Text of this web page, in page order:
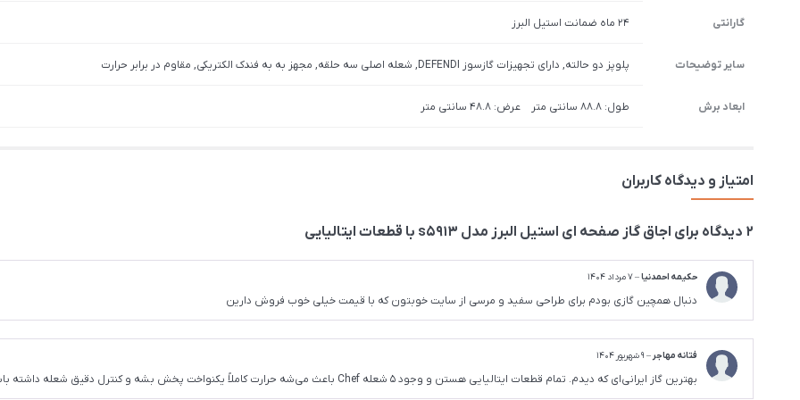
گارانتی 24 ماه ضمانت استیل البرز
سایر توضیحات پلوپز دو حالته, دارای تجهیزات گازسوز DEFENDI, شعله اصلی سه حلقه, مجهز به به فندک الکتریکی, مقاوم در برابر حرارت
ابعاد برش طول: 88.8 سانتی متر عرض: 48.8 سانتی متر
امتیاز و دیدگاه کاربران
2 دیدگاه برای اجاق گاز صفحه ای استیل البرز مدل s5913 با قطعات ایتالیایی
حکیمه احمدنیا–7 مرداد 1404
دنبال همچین گازی بودم برای طراحی سفید و مرسی از سایت خوبتون که با قیمت خیلی خوب فروش دارین
فتانه مهاجر– 9 شهریور 1404
بهترین گاز ایرانی‌ای که دیدم. تمام قطعات ایتالیایی هستن و وجود ۵ شعله Chef باعث می‌شه حرارت کاملاً یکنواخت پخش بشه و کنترل دقیق شعله داشته باشید. برای آشپزی حرفه‌ای انتخاب عالی‌ایه.